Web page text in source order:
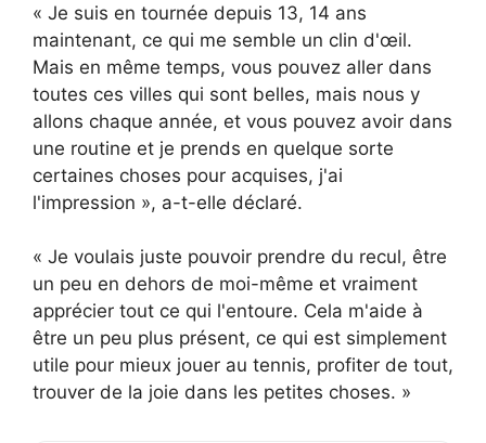
« Je suis en tournée depuis 13, 14 ans
maintenant, ce qui me semble un clin d'œil.
Mais en même temps, vous pouvez aller dans
toutes ces villes qui sont belles, mais nous y
allons chaque année, et vous pouvez avoir dans
une routine et je prends en quelque sorte
certaines choses pour acquises, j'ai
l'impression », a-t-elle déclaré.
« Je voulais juste pouvoir prendre du recul, être
un peu en dehors de moi-même et vraiment
apprécier tout ce qui l'entoure. Cela m'aide à
être un peu plus présent, ce qui est simplement
utile pour mieux jouer au tennis, profiter de tout,
trouver de la joie dans les petites choses. »